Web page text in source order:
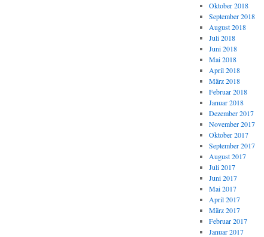
Oktober 2018
September 2018
August 2018
Juli 2018
Juni 2018
Mai 2018
April 2018
März 2018
Februar 2018
Januar 2018
Dezember 2017
November 2017
Oktober 2017
September 2017
August 2017
Juli 2017
Juni 2017
Mai 2017
April 2017
März 2017
Februar 2017
Januar 2017